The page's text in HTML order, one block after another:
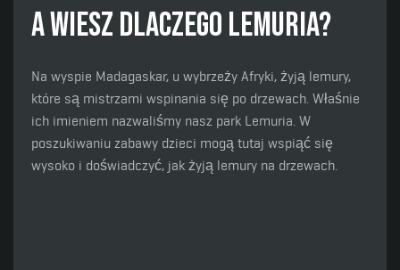
A wiesz dlaczego Lemuria?
Na wyspie Madagaskar, u wybrzeży Afryki, żyją lemury,
które są mistrzami wspinania się po drzewach. Właśnie
ich imieniem nazwaliśmy nasz park Lemuria. W
poszukiwaniu zabawy dzieci mogą tutaj wspiąć się
wysoko i doświadczyć, jak żyją lemury na drzewach.